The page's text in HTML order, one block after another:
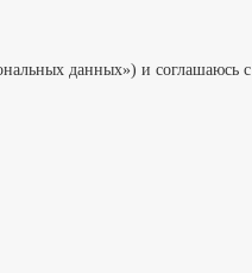
данных») и соглашаюсь с